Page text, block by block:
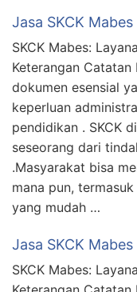
Jasa SKCK
SKCK Mabes:
Keterangan Catatan
dokumen esensial
keperluan
pendidikan . SKCK
seseorang dari
.Masyarakat bisa
mana pun,
yang mudah …
Jasa SKCK
SKCK Mabes: